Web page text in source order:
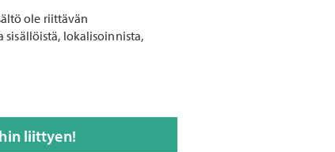
ole riittävän
sisällöistä, lokalisoinnista,
liittyen!